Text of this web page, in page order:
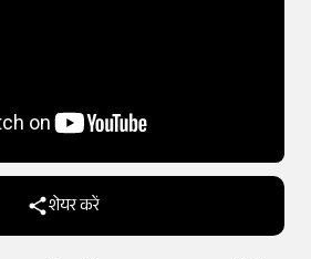
शेयर करें